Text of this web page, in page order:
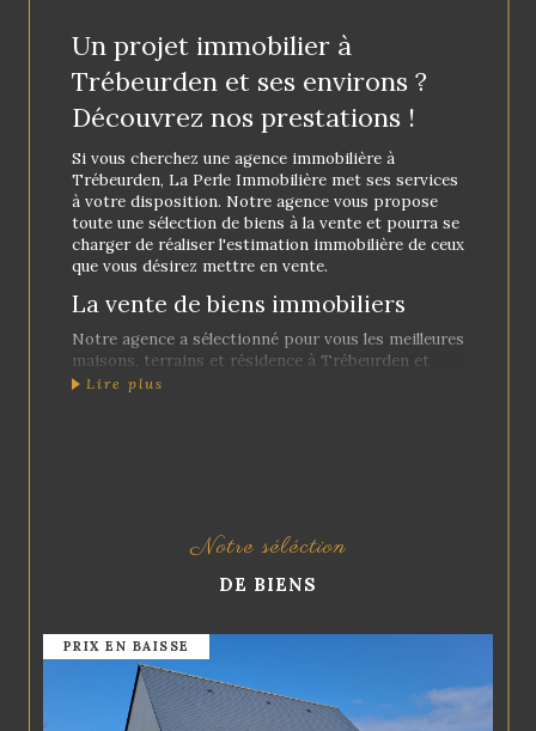
Un projet immobilier à
Trébeurden et ses environs ?
Découvrez nos prestations !
Si vous cherchez une agence immobilière à
Trébeurden, La Perle Immobilière met ses services
à votre disposition. Notre agence vous propose
toute une sélection de biens à la vente et pourra se
charger de réaliser l'estimation immobilière de ceux
que vous désirez mettre en vente.
La vente de biens immobiliers
Notre agence a sélectionné pour vous les meilleures
maisons, terrains et résidence à Trébeurden et
dans la région. Venez découvrir nos prestigieuses
Lannion, Pleumeur Bodou, Trégastel et dans la
périphérie de Lannion.
L'estimation immobilière
L'estimation d'un bien immobilier permet de
connaître sa valeur réelle. Ainsi, vous aurez la
possibilité de le vendre rapidement, sans risquer
de sous-estimer ou de sur-estimer sa valeur.
Lire plus
Notre séléction
DE BIENS
PRIX EN BAISSE